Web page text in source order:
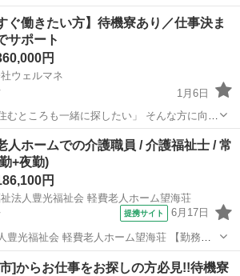
扱う荷物はネット通販商品が中心で、重たい
駅 ドライバー 未経験
ぐ働きたい方】待機寮あり／仕事決ま
サポート
円
ウェルマネ
1月6日
・すぐに働き
人ホームでの介護職員 / 介護福祉士 / 常
+夜勤)
円
法人豊光福祉会 軽費老人ホーム望海荘
提携サイト 6月17日
光福祉会 軽費老人ホーム望海荘 【勤務
福祉士
]からお仕事をお探しの方必見!!待機寮